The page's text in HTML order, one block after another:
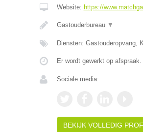
Website: https://
Gastouderbureau ▼
Diensten: Gastouderopvang,
Er wordt gewerkt op afspraak.
Sociale media:
BEKIJK VOLLEDIG